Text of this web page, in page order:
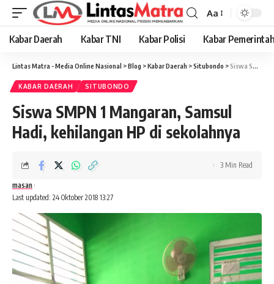
Font
Resizer
Aa
Kabar Daerah Kabar TNI Kabar Polisi Kabar
Lintas Matra - Media Online Nasional >Blog >Kabar Daerah >Situbondo >Siswa SMPN 1 Mangaran, Samsul Hadi, kehilangan HP di sekolahnya
KABAR DAERAH SITUBONDO
Siswa SMPN 1 Mangaran, Samsul
Hadi, kehilangan HP di sekolahnya
Last updated: 24 Oktober 2018 13:27
masan
3 Min Read